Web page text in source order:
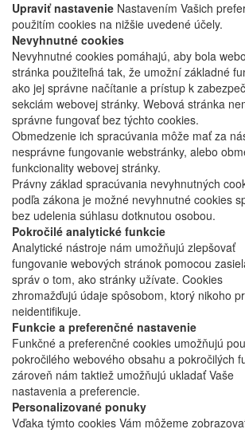
Upraviť nastavenie Nastavením Vašich
použitím cookies na nižšie uvedené účely.
Nevyhnutné cookies
Nevyhnutné cookies pomáhajú, aby bola
stránka použiteľná tak, že umožní základné
ako jej správne načítanie a prístup k
sekciám webovej stránky. Webová stránka
správne fungovať bez týchto cookies.
Obmedzenie ich spracúvania môže mať za
nesprávne fungovanie webstránky, alebo
funkcionality webovej stránky.
Právny základ spracúvania nevyhnutných
podľa zákona je možné nevyhnutné cookies
bez udelenia súhlasu dotknutou osobou.
Pokročilé analytické funkcie
Analytické nástroje nám umožňujú zlepšovať
fungovanie webových stránok pomocou
správ o tom, ako stránky užívate. Cookies
zhromažďujú údaje spôsobom, ktorý nikoho
neidentifikuje.
Funkcie a preferenčné nastavenie
Funkčné a preferenčné cookies umožňujú
pokročilého webového obsahu a pokročilých
zároveň nám taktiež umožňujú ukladať Vaše
nastavenia a preferencie.
Personalizované ponuky
Vďaka týmto cookies Vám môžeme